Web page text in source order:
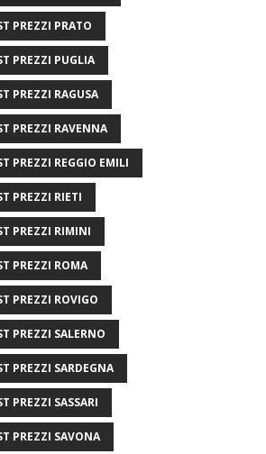
PREZZI PRATO
PREZZI PUGLIA
PREZZI RAGUSA
PREZZI RAVENNA
PREZZI REGGIO EMILI
PREZZI RIETI
PREZZI RIMINI
PREZZI ROMA
PREZZI ROVIGO
PREZZI SALERNO
PREZZI SARDEGNA
PREZZI SASSARI
PREZZI SAVONA